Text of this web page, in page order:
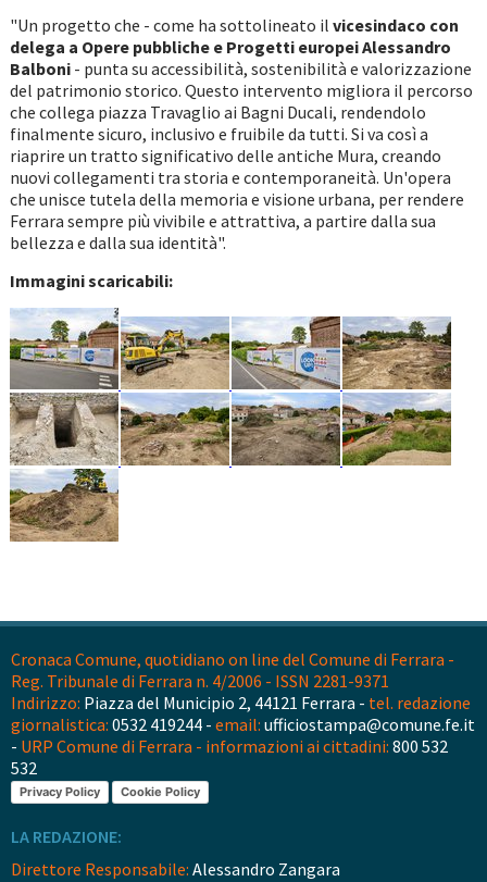
"Un progetto che - come ha sottolineato il vicesindaco con
delega a Opere pubbliche e Progetti europei Alessandro
Balboni- punta su accessibilità, sostenibilità e valorizzazione
del patrimonio storico. Questo intervento migliora il percorso
che collega piazza Travaglio ai Bagni Ducali, rendendolo
finalmente sicuro, inclusivo e fruibile da tutti. Si va così a
riaprire un tratto significativo delle antiche Mura, creando
nuovi collegamenti tra storia e contemporaneità. Un'opera
che unisce tutela della memoria e visione urbana, per rendere
Ferrara sempre più vivibile e attrattiva, a partire dalla sua
bellezza e dalla sua identità".
Immagini scaricabili:
Cronaca Comune, quotidiano on line del Comune di Ferrara -
Reg. Tribunale di Ferrara n. 4/2006 - ISSN 2281-9371
Indirizzo: Piazza del Municipio 2, 44121 Ferrara - tel. redazione
giornalistica: 0532 419244 - email: ufficiostampa@comune.fe.it
- URP Comune di Ferrara - informazioni ai cittadini: 800 532
532
Privacy Policy Cookie Policy
LA REDAZIONE:
Direttore Responsabile: Alessandro Zangara